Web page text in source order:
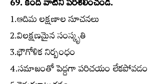
69. కింది వాటిని పరిశీలించండి.
1.ఆదిమ లక్షణాల సూచనలు
2.విలక్షణమైన సంస్కృతి
3.భౌగోళిక నిర్బంధం
4.సమాజంతో పెద్దగా పరిచయం లేకపోవడం